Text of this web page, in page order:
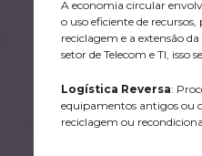
A economia circular
o uso eficiente de
reciclagem e a extensão
setor de Telecom e TI, isso
Logística Reversa:
equipamentos antigos ou
reciclagem ou